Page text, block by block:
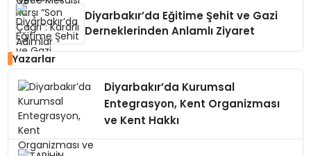
Diyarbakır’da Eğitime Şehit ve Gazi
Derneklerinden Anlamlı Ziyaret
Yazarlar
Diyarbakır’da Kurumsal
Entegrasyon, Kent Organizması
ve Kent Hakkı